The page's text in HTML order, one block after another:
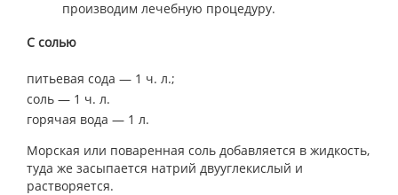
производим лечебную процедуру.
С солью
питьевая сода — 1 ч. л.;
соль — 1 ч. л.
горячая вода — 1 л.
Морская или поваренная соль добавляется в жидкость,
туда же засыпается натрий двууглекислый и
растворяется.